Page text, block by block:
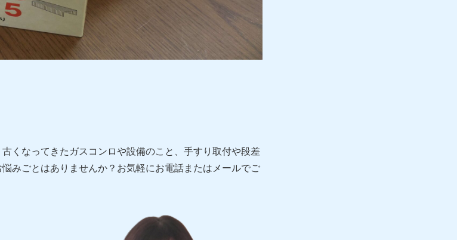
くなってきたガスコンロや設備のこと、手すり取付や段差
みごとはありませんか？お気軽にお電話またはメールでご